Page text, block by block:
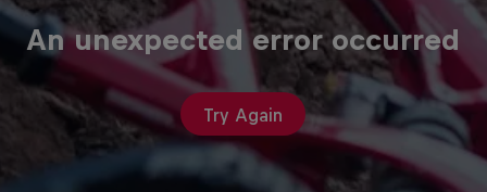
An unexpected error occurred
Try Again